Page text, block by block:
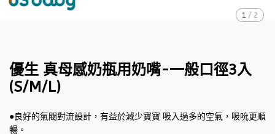
1 / 2
優生 真母感奶瓶用奶嘴-一般口徑3入
(S/M/L)
●良好的氣閥對流設計，有益於減少寶寶 吸入過多的空氣，吸吮更順
暢。